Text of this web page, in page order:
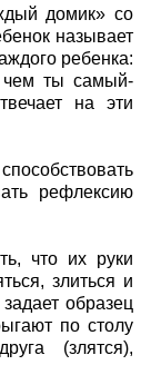
домик» со
называет
ребенка:
ты самый-
на эти
рефлексию
что их руки
злиться и
образец
по столу
(злятся),